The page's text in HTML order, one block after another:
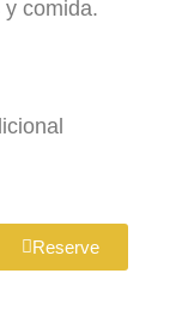
comida.
Reserve